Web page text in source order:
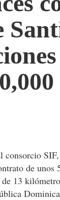
consorcio
de unos
13